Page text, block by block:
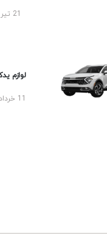
لوازم یدکی